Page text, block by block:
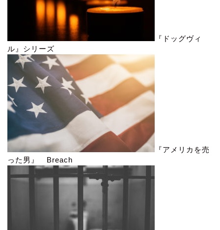
『ドッグヴィ
ル』シリーズ
『アメリカを売
った男』 Breach